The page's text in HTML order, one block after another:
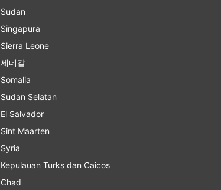
Sudan
Singapura
Sierra Leone
세네갈
Somalia
Sudan Selatan
El Salvador
Sint Maarten
Syria
Kepulauan Turks dan Caicos
Chad